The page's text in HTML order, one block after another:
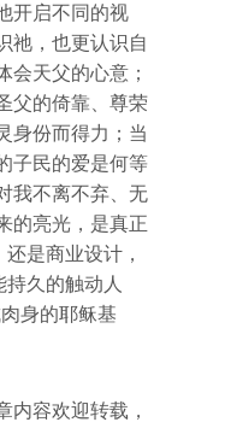
开启不同的视
祂，也更认识自
会天父的心意；
父的倚靠、尊荣
身份而得力；当
子民的爱是何等
我不离不弃、无
的亮光，是真正
是商业设计，
持久的触动人
身的耶稣基
内容欢迎转载，